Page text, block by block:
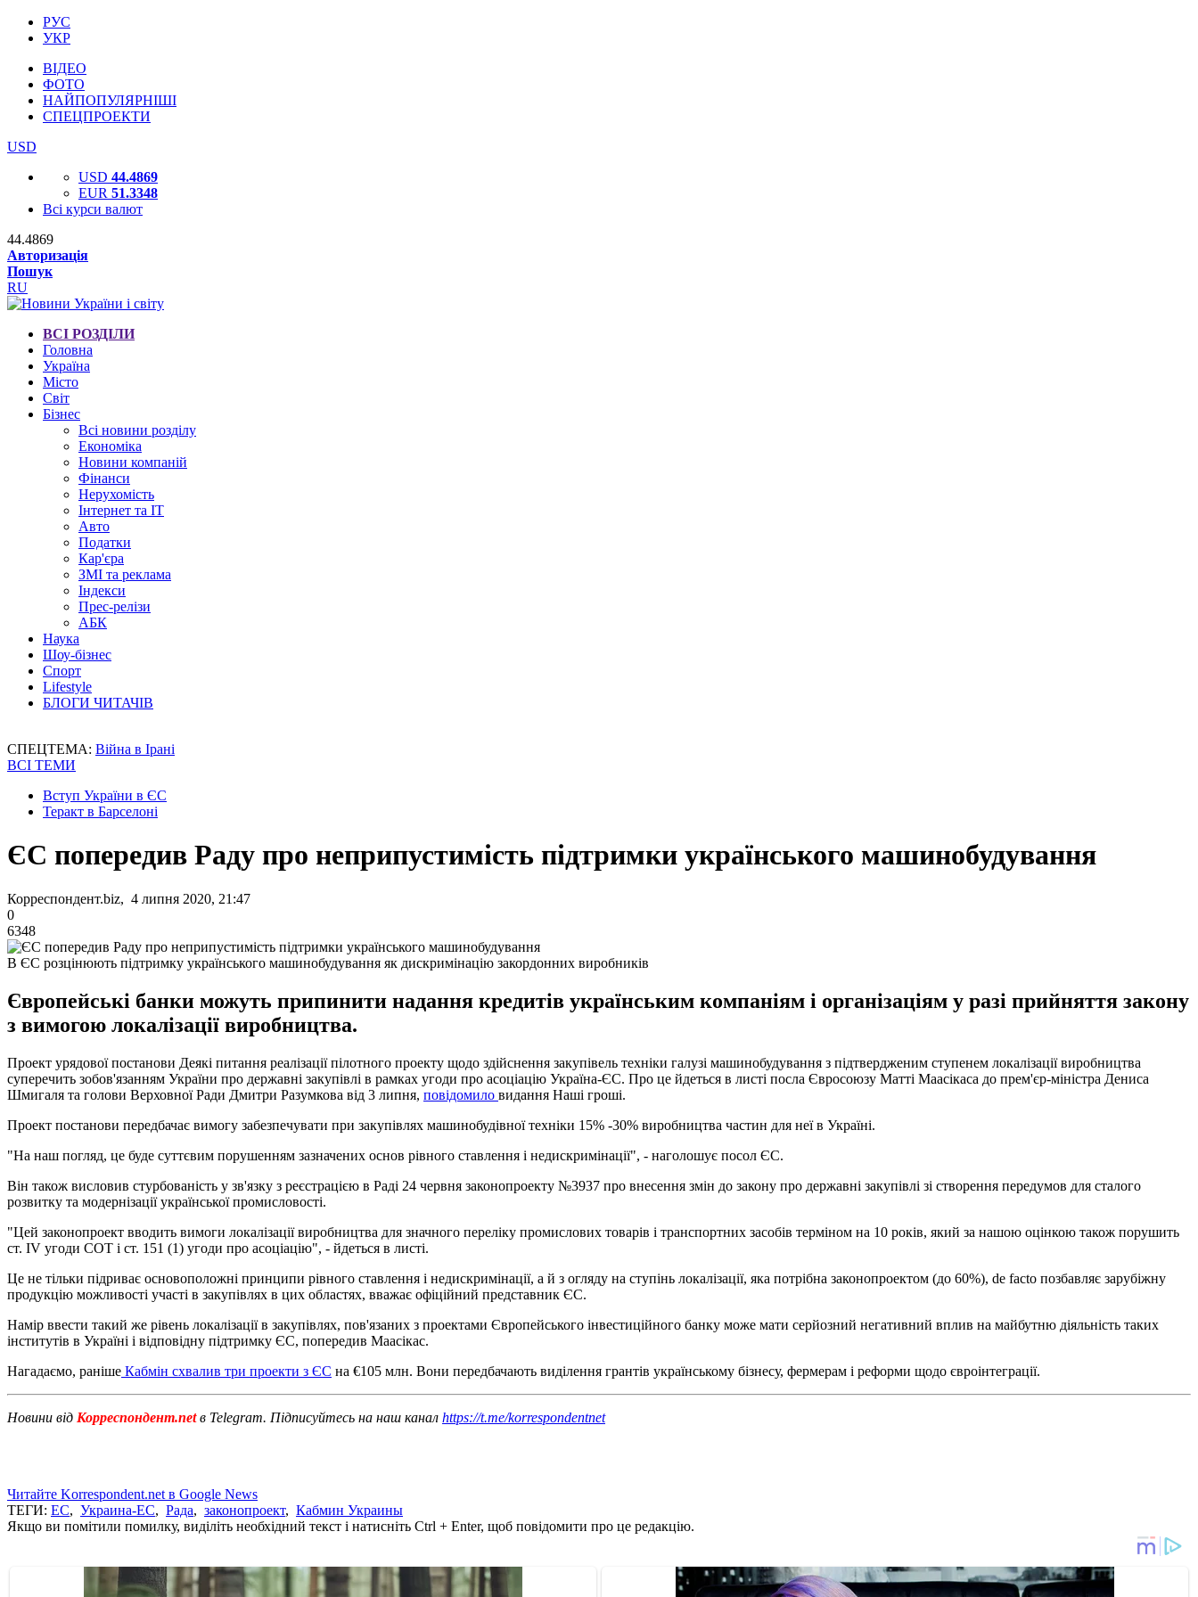
РУС
УКР
ВІДЕО
ФОТО
НАЙПОПУЛЯРНІШІ
СПЕЦПРОЕКТИ
USD
USD 44.4869
EUR 51.3348
Всі курси валют
44.4869
Авторизація
Пошук
RU
ВСІ РОЗДІЛИ
Головна
Україна
Місто
Світ
Бізнес
Всі новини розділу
Економіка
Новини компаній
Фінанси
Нерухомість
Інтернет та IT
Авто
Податки
Кар'єра
ЗМІ та реклама
Індекси
Прес-релізи
АБК
Наука
Шоу-бізнес
Спорт
Lifestyle
БЛОГИ ЧИТАЧІВ
СПЕЦТЕМА: Війна в Ірані
ВСІ ТЕМИ
Вступ України в ЄС
Теракт в Барселоні
ЄС попередив Раду про неприпустимість підтримки українського машинобудування
Корреспондент.biz, 4 липня 2020, 21:47
0
6348
В ЄС розцінюють підтримку українського машинобудування як дискримінацію закордонних виробників
Європейські банки можуть припинити надання кредитів українським компаніям і організаціям у разі прийняття закону
з вимогою локалізації виробництва.
Проект урядової постанови Деякі питання реалізації пілотного проекту щодо здійснення закупівель техніки галузі машинобудування з підтвердженим ступенем локалізації виробництва
суперечить зобов'язанням України про державні закупівлі в рамках угоди про асоціацію Україна-ЄС. Про це йдеться в листі посла Євросоюзу Матті Маасікаса до прем'єр-міністра Дениса
Шмигаля та голови Верховної Ради Дмитри Разумкова від 3 липня, повідомило видання Наші гроші.
Проект постанови передбачає вимогу забезпечувати при закупівлях машинобудівної техніки 15% -30% виробництва частин для неї в Україні.
"На наш погляд, це буде суттєвим порушенням зазначених основ рівного ставлення і недискримінації", - наголошує посол ЄС.
Він також висловив стурбованість у зв'язку з реєстрацією в Раді 24 червня законопроекту №3937 про внесення змін до закону про державні закупівлі зі створення передумов для сталого
розвитку та модернізації української промисловості.
"Цей законопроект вводить вимоги локалізації виробництва для значного переліку промислових товарів і транспортних засобів терміном на 10 років, який за нашою оцінкою також порушить
ст. IV угоди СОТ і ст. 151 (1) угоди про асоціацію", - йдеться в листі.
Це не тільки підриває основоположні принципи рівного ставлення і недискримінації, а й з огляду на ступінь локалізації, яка потрібна законопроектом (до 60%), de facto позбавляє зарубіжну
продукцію можливості участі в закупівлях в цих областях, вважає офіційний представник ЄС.
Намір ввести такий же рівень локалізації в закупівлях, пов'язаних з проектами Європейського інвестиційного банку може мати серйозний негативний вплив на майбутню діяльність таких
інститутів в Україні і відповідну підтримку ЄС, попередив Маасікас.
Нагадаємо, раніше Кабмін схвалив три проекти з ЄС на €105 млн. Вони передбачають виділення грантів українському бізнесу, фермерам і реформи щодо євроінтеграції.
Новини від Корреспондент.netв Telegram. Підписуйтесь на наш канал https://t.me/korrespondentnet
Читайте Korrespondent.net в Google News
ТЕГИ: ЕС, Украина-ЕС, Рада, законопроект, Кабмин Украины
Якщо ви помітили помилку, виділіть необхідний текст і натисніть Ctrl + Enter, щоб повідомити про це редакцію.